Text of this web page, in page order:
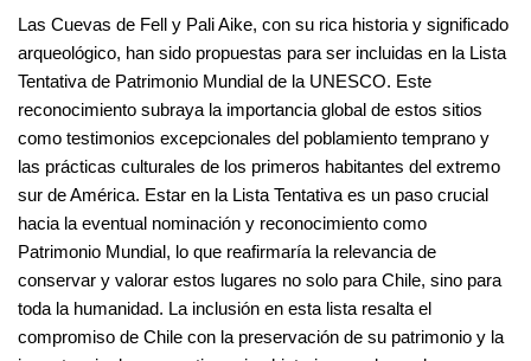
Las Cuevas de Fell y Pali Aike, con su rica historia y significado
arqueológico, han sido propuestas para ser incluidas en la Lista
Tentativa de Patrimonio Mundial de la UNESCO. Este
reconocimiento subraya la importancia global de estos sitios
como testimonios excepcionales del poblamiento temprano y
las prácticas culturales de los primeros habitantes del extremo
sur de América. Estar en la Lista Tentativa es un paso crucial
hacia la eventual nominación y reconocimiento como
Patrimonio Mundial, lo que reafirmaría la relevancia de
conservar y valorar estos lugares no solo para Chile, sino para
toda la humanidad. La inclusión en esta lista resalta el
compromiso de Chile con la preservación de su patrimonio y la